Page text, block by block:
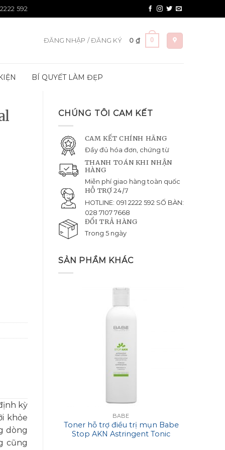
592
ĐĂNG NHẬP / ĐĂNG KÝ 0 ₫ 0
BÍ QUYẾT LÀM ĐẸP
CHÚNG TÔI CAM KẾT
CAM KẾT CHÍNH HÃNG
Đầy đủ hóa đơn, chứng từ
THANH TOÁN KHI NHẬN
HÀNG
Miễn phí giao hàng toàn quốc
HỖ TRỢ 24/7
HOTLINE: 091 2222 592 SỐ BÀN:
028 7107 7668
ĐỔI TRẢ HÀNG
Trong 5 ngày
SẢN PHẦM KHÁC
BABE
Toner hỗ trợ điều trị mụn Babe
Stop AKN Astringent Tonic
kỳ
khỏe
dòng
cũng